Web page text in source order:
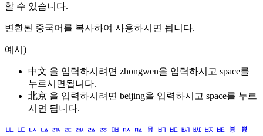
할 수 있습니다.
변환된 중국어를 복사하여 사용하시면 됩니다.
예시)
中文 을 입력하시려면 zhongwen을 입력하시고 space를
누르시면됩니다.
北京 을 입력하시려면 beijing을 입력하시고 space를 누르
시면 됩니다.
ㅥ ㅦ ㅧ ㅨ ㅩ ㅪ ㅫ ㅬ ㅭ ㅮ ㅯ ㅰ ㅱ ㅲ ㅳ ㅴ ㅵ ㅶ ㅷ ㅸ
ㅹ